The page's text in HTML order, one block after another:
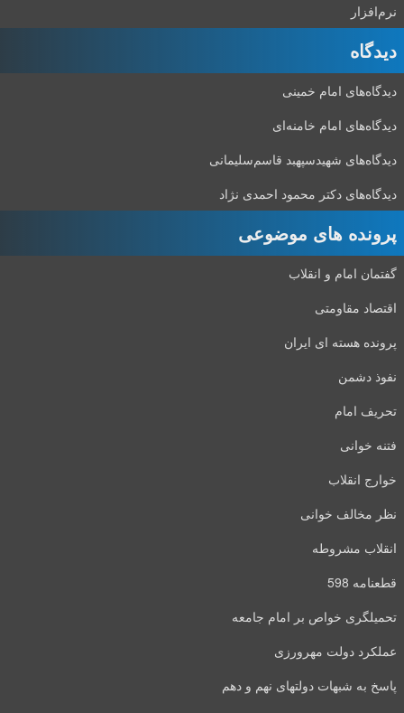
نرم‌افزار
دیدگاه‌
دیدگاه‌های امام خمینی
دیدگاه‌های امام خامنه‌ای
دیدگاه‌های شهید‌سپهبد قاسم‌سلیمانی
دیدگاه‌های دکتر محمود احمدی نژاد
پرونده های موضوعی
گفتمان امام و انقلاب
اقتصاد مقاومتی
پرونده هسته ای ایران
نفوذ دشمن
تحریف امام
فتنه خوانی
خوارج انقلاب
نظر مخالف خوانی
انقلاب مشروطه
قطعنامه 598
تحمیلگری خواص بر امام جامعه
عملکرد دولت مهرورزی
پاسخ به شبهات دولتهای نهم و دهم